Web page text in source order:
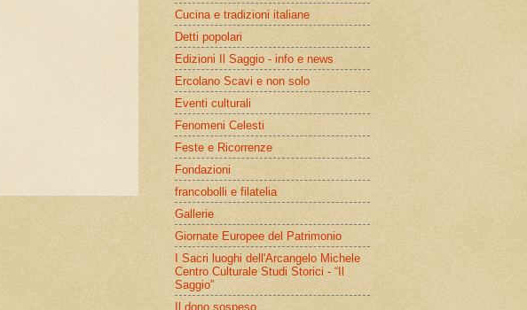
Cucina e tradizioni italiane
Detti popolari
Edizioni Il Saggio - info e news
Ercolano Scavi e non solo
Eventi culturali
Fenomeni Celesti
Feste e Ricorrenze
Fondazioni
francobolli e filatelia
Gallerie
Giornate Europee del Patrimonio
I Sacri luoghi dell'Arcangelo Michele
Centro Culturale Studi Storici - “Il
Saggio”
Il dono sospeso